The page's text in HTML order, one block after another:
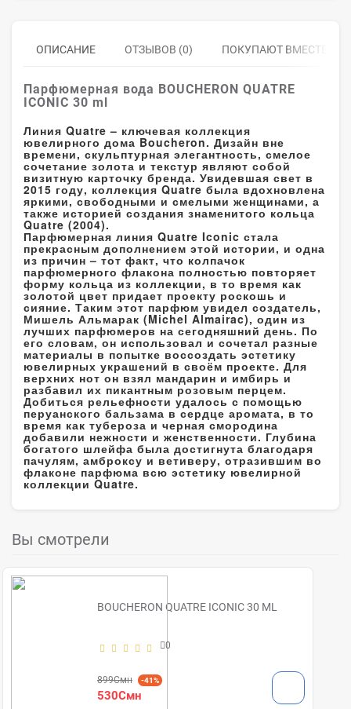
ОПИСАНИЕ ОТЗЫВОВ (0) ПОКУПАЮТ ВМЕСТЕ
Парфюмерная вода BOUCHERON QUATRE
ICONIC 30 ml
Линия Quatre – ключевая коллекция
ювелирного дома Boucheron. Дизайн вне
времени, скульптурная элегантность, смелое
сочетание золота и текстур являют собой
визитную карточку бренда. Увидевшая свет в
2015 году, коллекция Quatre была вдохновлена
яркими, свободными и смелыми женщинами, а
также историей создания знаменитого кольца
Quatre (2004).
Парфюмерная линия Quatre Iconic стала
прекрасным дополнением этой истории, и одна
из причин – тот факт, что колпачок
парфюмерного флакона полностью повторяет
форму кольца из коллекции, в то время как
золотой цвет придает проекту роскошь и
сияние. Таким этот парфюм увидел создатель,
Мишель Альмарак (Michel Almairac), один из
лучших парфюмеров на сегодняшний день. По
его словам, он использовал и сочетал разные
материалы в попытке воссоздать эстетику
ювелирных украшений в своём проекте. Для
верхних нот он взял мандарин и имбирь и
разбавил их пикантным розовым перцем.
Добиться рельефности удалось с помощью
перуанского бальзама в сердце аромата, в то
время как тубероза и черная смородина
добавили нежности и женственности. Глубина
богатого шлейфа была достигнута благодаря
пачулям, амброксу и ветиверу, отразившим во
флаконе парфюма всю эстетику ювелирной
коллекции Quatre.
Вы смотрели
BOUCHERON QUATRE ICONIC 30 ML
0
899Смн -41%
530Смн